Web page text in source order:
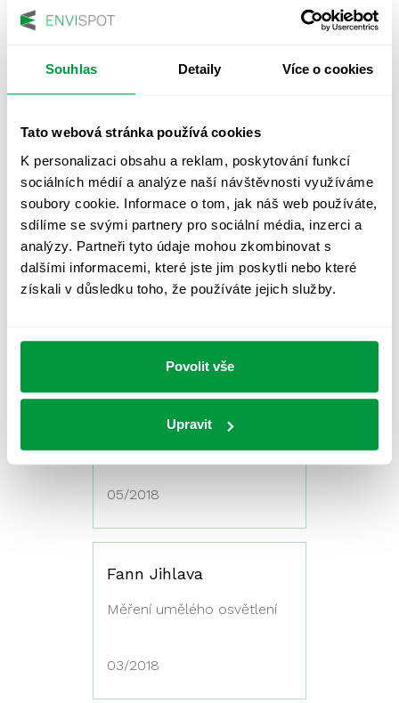
Souhlas Detaily Více o cookies
Tato webová stránka používá cookies
K personalizaci obsahu a reklam, poskytování funkcí
sociálních médií a analýze naší návštěvnosti využíváme
soubory cookie. Informace o tom, jak náš web používáte,
sdílíme se svými partnery pro sociální média, inzerci a
analýzy. Partneři tyto údaje mohou zkombinovat s
dalšími informacemi, které jste jim poskytli nebo které
získali v důsledku toho, že používáte jejich služby.
Povolit vše
Upravit
Kaufland Třebíč 2
Oprava nouzového
06/2018
Mann+Hummel Okříšky
Servisní prohlídka a kontrola
nouzového osvětlení
Czech Lana – Ždírec
nad Doubravou
05/2018
Fann Jihlava
Měření umělého osvětlení
03/2018